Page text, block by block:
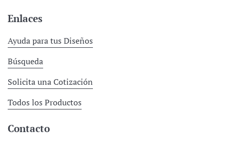
Enlaces
Ayuda para tus Diseños
Búsqueda
Solicita una Cotización
Todos los Productos
Contacto